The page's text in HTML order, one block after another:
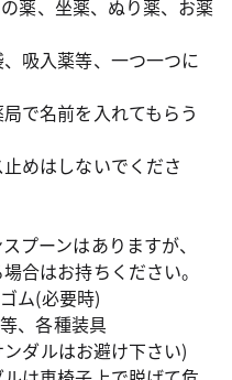
薬、坐薬、ぬり薬、お薬
吸入薬等、一つ一つに
で名前を入れてもらう
めはしないでくださ
プーンはありますが、
合はお持ちください。
ム(必要時)
、各種装具
ダルはお避け下さい)